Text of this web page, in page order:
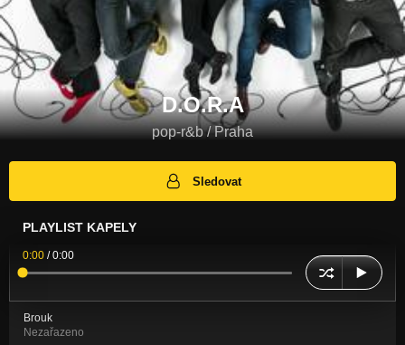
D.O.R.A
pop-r&b / Praha
Sledovat
PLAYLIST KAPELY
0:00 /0:00
Brouk
Nezařazeno